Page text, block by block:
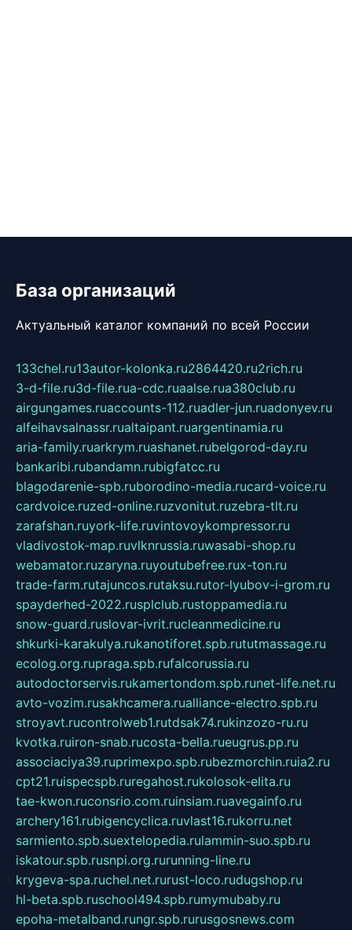
База организаций
Актуальный каталог компаний по всей России
133chel.ru13autor-kolonka.ru2864420.ru2rich.ru
3-d-file.ru3d-file.rua-cdc.ruaalse.rua380club.ru
airgungames.ruaccounts-112.ruadler-jun.ruadonyev.ru
alfeihavsalnassr.rualtaipant.ruargentinamia.ru
aria-family.ruarkrym.ruashanet.rubelgorod-day.ru
bankaribi.rubandamn.rubigfatcc.ru
blagodarenie-spb.ruborodino-media.rucard-voice.ru
cardvoice.ruzed-online.ruzvonitut.ruzebra-tlt.ru
zarafshan.ruyork-life.ruvintovoykompressor.ru
vladivostok-map.ruvlknrussia.ruwasabi-shop.ru
webamator.ruzaryna.ruyoutubefree.rux-ton.ru
trade-farm.rutajuncos.rutaksu.rutor-lyubov-i-grom.ru
spayderhed-2022.rusplclub.rustoppamedia.ru
snow-guard.ruslovar-ivrit.rucleanmedicine.ru
shkurki-karakulya.rukanotiforet.spb.rututmassage.ru
ecolog.org.rupraga.spb.rufalcorussia.ru
autodoctorservis.rukamertondom.spb.runet-life.net.ru
avto-vozim.rusakhcamera.rualliance-electro.spb.ru
stroyavt.rucontrolweb1.rutdsak74.rukinzozo-ru.ru
kvotka.ruiron-snab.rucosta-bella.rueugrus.pp.ru
associaciya39.ruprimexpo.spb.rubezmorchin.ruia2.ru
cpt21.ruispecspb.ruregahost.rukolosok-elita.ru
tae-kwon.ruconsrio.com.ruinsiam.ruavegainfo.ru
archery161.rubigencyclica.ruvlast16.rukorru.net
sarmiento.spb.suextelopedia.rulammin-suo.spb.ru
iskatour.spb.rusnpi.org.rurunning-line.ru
krygeva-spa.ruchel.net.rurust-loco.rudugshop.ru
hl-beta.spb.ruschool494.spb.rumymubaby.ru
epoha-metalband.rungr.spb.rurusgosnews.com